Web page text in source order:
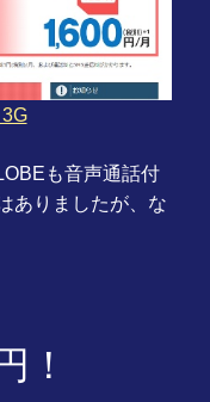
も音声通話付
ありましたが、な
！